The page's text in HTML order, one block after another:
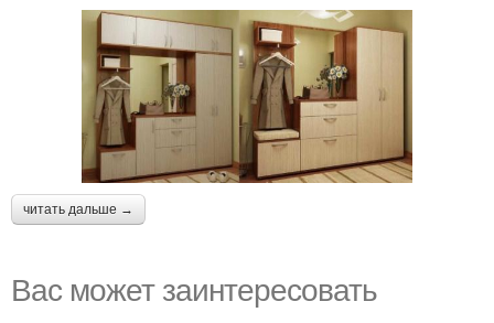
читать дальше →
Вас может заинтересовать